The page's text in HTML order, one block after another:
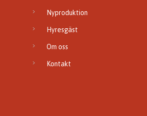
Nyproduktion
Hyresgäst
Om oss
Kontakt